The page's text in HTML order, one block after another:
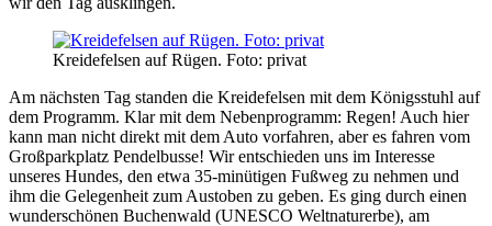
Kreidefelsen auf Rügen. Foto: privat
Am nächsten Tag standen die Kreidefelsen mit dem Königsstuhl auf
dem Programm. Klar mit dem Nebenprogramm: Regen! Auch hier
kann man nicht direkt mit dem Auto vorfahren, aber es fahren vom
Großparkplatz Pendelbusse! Wir entschieden uns im Interesse
unseres Hundes, den etwa 35-minütigen Fußweg zu nehmen und
ihm die Gelegenheit zum Austoben zu geben. Es ging durch einen
wunderschönen Buchenwald (UNESCO Weltnaturerbe), am